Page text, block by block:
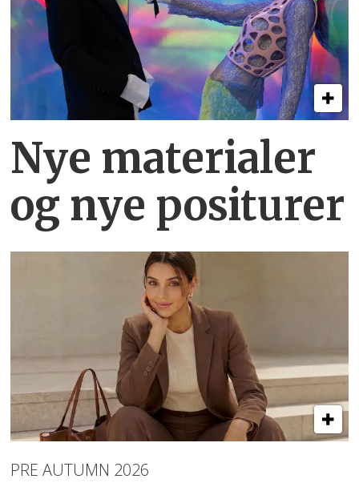
Nye materialer
og nye positurer
PRE AUTUMN 2026